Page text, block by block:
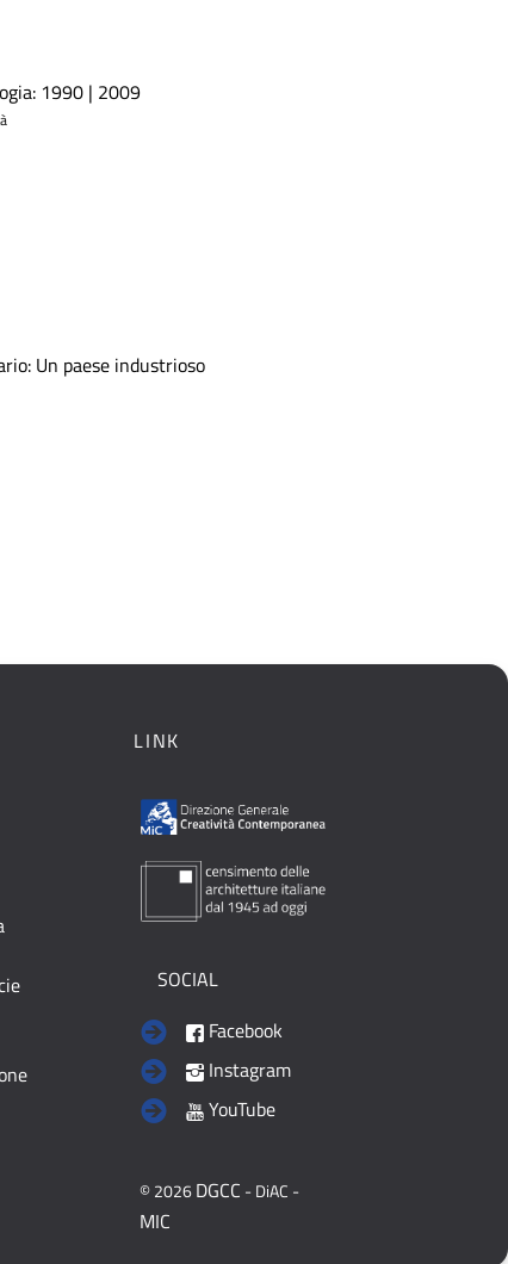
1990 | 2009
Un paese industrioso
LINK
SOCIAL
Facebook
Instagram
YouTube
© 2026 DGCC - DiAC -
MIC